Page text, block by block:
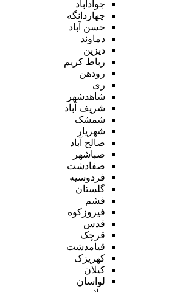
جوادآباد
چهاردانگه
حسن آباد
دماوند
دیزین
رباط کریم
رودهن
ری
شاهدشهر
شریف آباد
شمشک
شهریار
صالح آباد
صباشهر
صفادشت
فردوسیه
گلستان
فشم
فیروزکوه
قدس
قرچک
قیامدشت
کهریزک
کیلان
لواسان